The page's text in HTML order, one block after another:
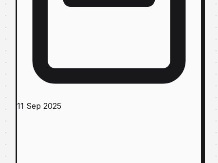
11 Sep 2025